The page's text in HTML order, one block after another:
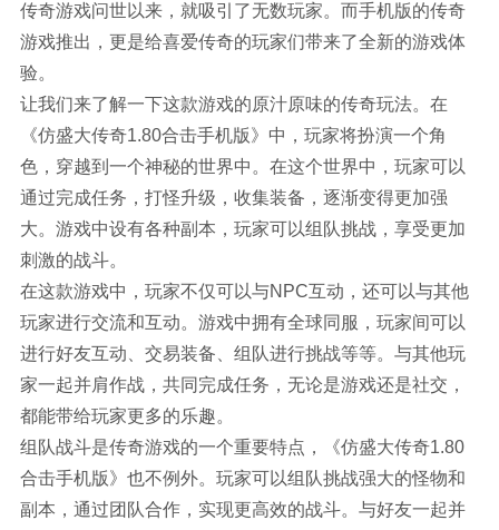
传奇游戏问世以来，就吸引了无数玩家。而手机版的传奇
游戏推出，更是给喜爱传奇的玩家们带来了全新的游戏体
验。
让我们来了解一下这款游戏的原汁原味的传奇玩法。在
《仿盛大传奇1.80合击手机版》中，玩家将扮演一个角
色，穿越到一个神秘的世界中。在这个世界中，玩家可以
通过完成任务，打怪升级，收集装备，逐渐变得更加强
大。游戏中设有各种副本，玩家可以组队挑战，享受更加
刺激的战斗。
在这款游戏中，玩家不仅可以与NPC互动，还可以与其他
玩家进行交流和互动。游戏中拥有全球同服，玩家间可以
进行好友互动、交易装备、组队进行挑战等等。与其他玩
家一起并肩作战，共同完成任务，无论是游戏还是社交，
都能带给玩家更多的乐趣。
组队战斗是传奇游戏的一个重要特点，《仿盛大传奇1.80
合击手机版》也不例外。玩家可以组队挑战强大的怪物和
副本，通过团队合作，实现更高效的战斗。与好友一起并